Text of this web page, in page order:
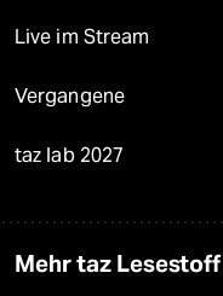
Live im Stream
Vergangene
taz lab 2027
Mehr taz Lesestoff